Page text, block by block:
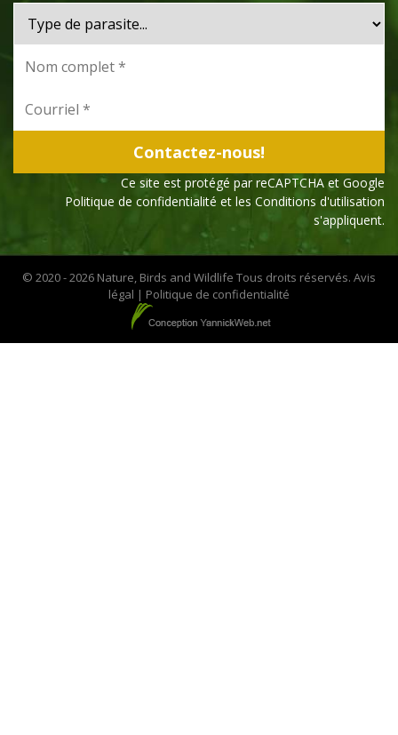
Ce site est protégé par reCAPTCHA et Google
Politique de confidentialité et les Conditions d'utilisation
s'appliquent.
© 2020 - 2026 Nature, Birds and Wildlife Tous droits réservés. Avis
légal | Politique de confidentialité